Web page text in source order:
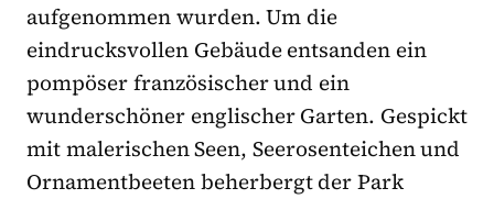
aufgenommen wurden. Um die
eindrucksvollen Gebäude entsanden ein
pompöser französischer und ein
wunderschöner englischer Garten. Gespickt
mit malerischen Seen, Seerosenteichen und
Ornamentbeeten beherbergt der Park